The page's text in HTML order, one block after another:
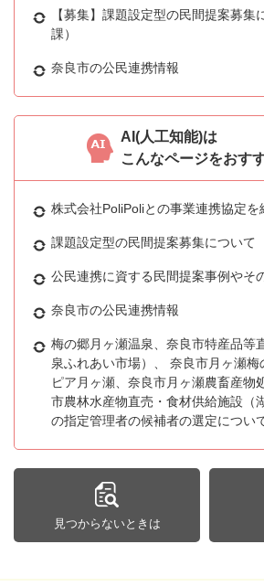
【募集】課題設定型の民間提案募集
課）
奈良市の公民連携情報
AI(人工知能)は
こんなページをおす
株式会社PoliPoliとの事業連携協定を
課題設定型の民間提案募集について
公民連携に資する民間提案事例やそ
奈良市の公民連携情報
梅の郷月ヶ瀬温泉、奈良市特産品等
泉ふれあい市場）、 奈良市月ヶ瀬梅
ピア月ヶ瀬、奈良市月ヶ瀬農畜産物
市農林水産物直売・食材供給施設（
の指定管理者の候補者の選定につい
見つからないときは